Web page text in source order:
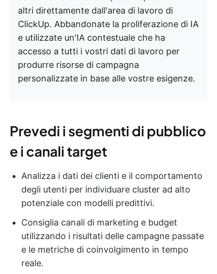
altri direttamente dall'area di lavoro di
ClickUp. Abbandonate la proliferazione di IA
e utilizzate un'IA contestuale che ha
accesso a tutti i vostri dati di lavoro per
produrre risorse di campagna
personalizzate in base alle vostre esigenze.
Prevedi i segmenti di pubblico
e i canali target
Analizza i dati dei clienti e il comportamento
degli utenti per individuare cluster ad alto
potenziale con modelli predittivi.
Consiglia canali di marketing e budget
utilizzando i risultati delle campagne passate
e le metriche di coinvolgimento in tempo
reale.